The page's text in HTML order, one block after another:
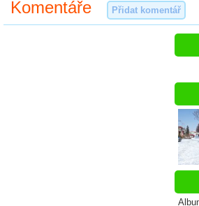
Komentáře Přidat komentář